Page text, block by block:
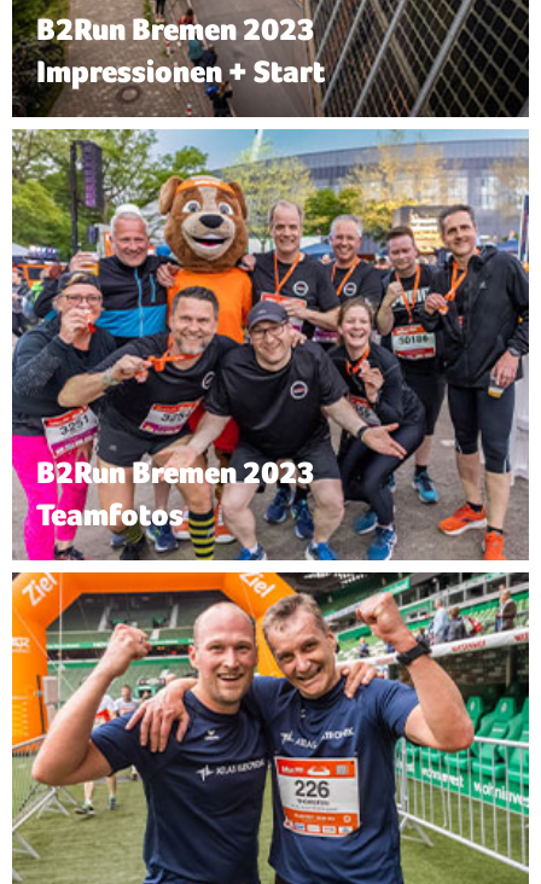
B2Run Bremen 2023
Impressionen + Start
B2Run Bremen 2023
Teamfotos